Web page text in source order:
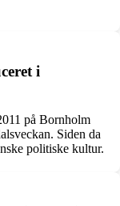
i
på Bornholm
Siden da
politiske kultur.